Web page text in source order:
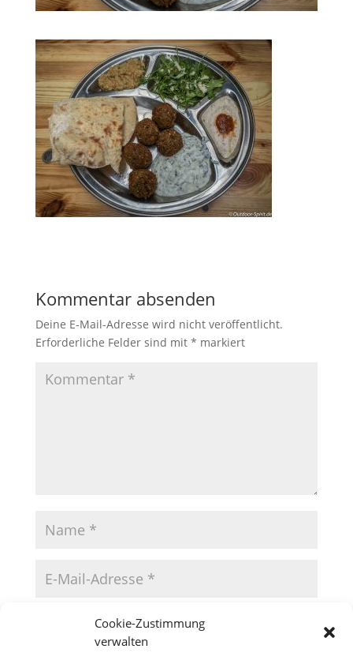
Cookie-Zustimmung
verwalten
Kommentar absenden
Deine E-Mail-Adresse wird nicht veröffentlicht.
Erforderliche Felder sind mit * markiert